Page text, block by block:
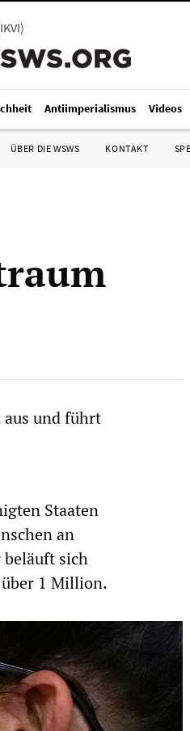
IKVI)
Antiimperialismus Videos
ÜBER DIE WSWS KONTAKT
und führt
Staaten
an
beläuft sich
1 Million.